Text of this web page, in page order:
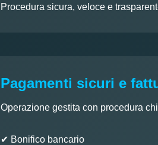
Procedura sicura, veloce e
Pagamenti sicuri e
Operazione gestita con procedura
✔ Bonifico bancario